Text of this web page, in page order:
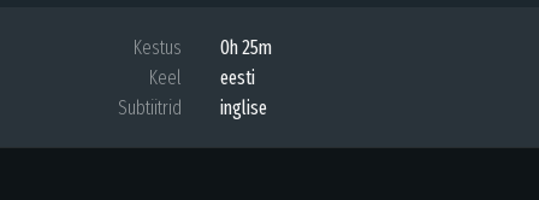
Kestus
0h 25m
Keel
eesti
Subtiitrid
inglise